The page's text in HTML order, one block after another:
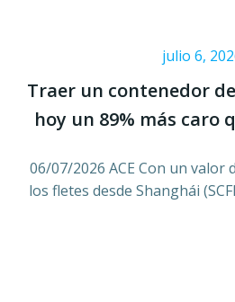
julio 6,
Traer un contenedor
hoy un 89% más caro
06/07/2026 ACE Con un valor
los fletes desde Shanghái